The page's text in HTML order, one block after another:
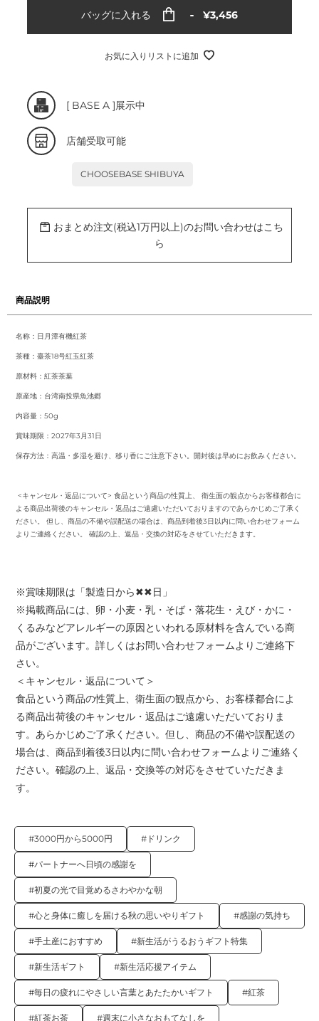
格
バッグに入れる 通
価
¥3,456
お気に入りリストに追加
カ
ー
ト
に
商
品
[ BASE A ]展示中
店舗受取可能
CHOOSEBASE SHIBUYA
おまとめ注文(税込1万円以上)のお問い合わせはこち
ら
商品説明
名称：日月潭有機紅茶
茶種：臺茶18号紅玉紅茶
原材料：紅茶茶葉
原産地：台湾南投県魚池郷
内容量：50g
賞味期限：2027年3月31日
保存方法：高温・多湿を避け、移り香にご注意下さい。開封後は早めにお飲みください。
<キャンセル・返品について> 食品という商品の性質上、 衛生面の観点からお客様都合に
よる商品出荷後のキャンセル・返品はご遠慮いただいておりますのであらかじめご了承く
ださい。 但し、商品の不備や誤配送の場合は、商品到着後3日以内に問い合わせフォーム
よりご連絡ください。 確認の上、返品・交換の対応をさせていただきます。
※賞味期限は「製造日から✖✖日」
※掲載商品には、卵・小麦・乳・そば・落花生・えび・かに・
くるみなどアレルギーの原因といわれる原材料を含んでいる商
品がございます。詳しくはお問い合わせフォームよりご連絡下
さい。
＜キャンセル・返品について＞
食品という商品の性質上、衛生面の観点から、お客様都合によ
る商品出荷後のキャンセル・返品はご遠慮いただいておりま
す。あらかじめご了承ください。但し、商品の不備や誤配送の
場合は、商品到着後3日以内に問い合わせフォームよりご連絡く
ださい。確認の上、返品・交換等の対応をさせていただきま
す。
#3000円から5000円 #ドリンク
#パートナーへ日頃の感謝を
#初夏の光で目覚めるさわやかな朝
#心と身体に癒しを届ける秋の思いやりギフト #感謝の気持ち
#手土産におすすめ #新生活がうるおうギフト特集
#新生活ギフト #新生活応援アイテム
#毎日の疲れにやさしい言葉とあたたかいギフト #紅茶
#紅茶お茶 #週末に小さなおもてなしを